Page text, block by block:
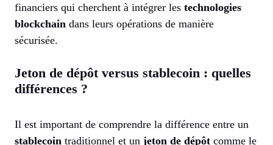
financiers qui cherchent à intégrer les technologies
blockchain dans leurs opérations de manière
sécurisée.
Jeton de dépôt versus stablecoin : quelles
différences ?
Il est important de comprendre la différence entre un
stablecoin traditionnel et un jeton de dépôt comme le